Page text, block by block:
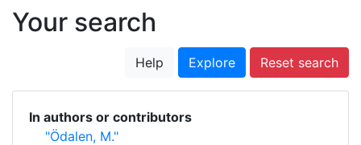
Your search
Help Explore Reset search
In authors or contributors
"Ödalen, M."